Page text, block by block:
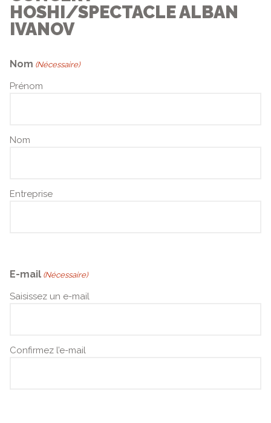
HOSHI/SPECTACLE ALBAN
IVANOV
Nom (Nécessaire)
Prénom
Nom
Entreprise
E-mail (Nécessaire)
Saisissez un e-mail
Confirmez l’e-mail